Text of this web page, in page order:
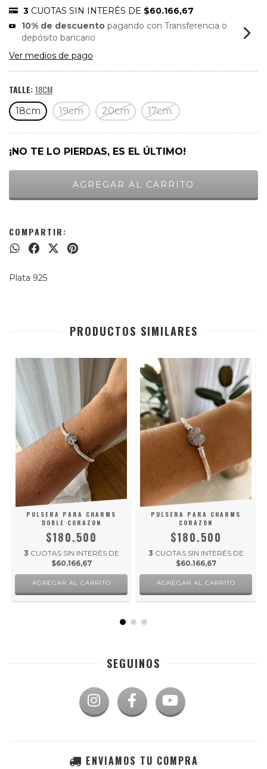
3 CUOTAS SIN INTERÉS DE $60.166,67
10% de descuento pagando con Transferencia o
depósito bancario
Ver medios de pago
TALLE:18CM
18cm 19cm 20cm 17cm.
¡NO TE LO PIERDAS, ES EL ÚLTIMO!
COMPARTIR:
Plata 925
PRODUCTOS SIMILARES
PULSERA PARA CHARMS
DOBLE CORAZON
$180.500
3 CUOTAS SIN INTERÉS DE
$60.166,67
AGREGAR AL CARRITO
PULSERA PARA CHARMS
CORAZON
$180.500
3 CUOTAS SIN INTERÉS DE
$60.166,67
AGREGAR AL CARRITO
SEGUINOS
ENVIAMOS TU COMPRA